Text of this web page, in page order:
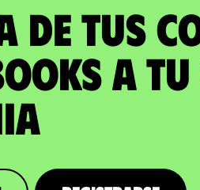
DE TUS
a